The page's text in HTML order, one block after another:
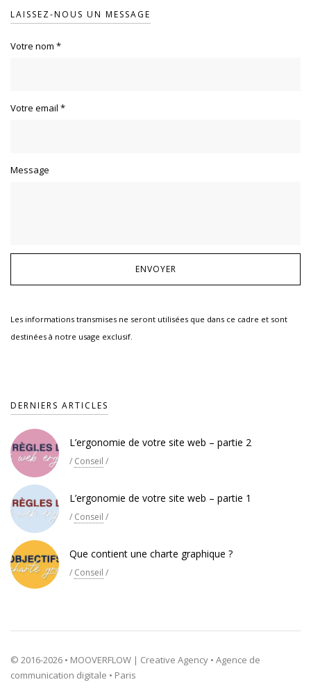
LAISSEZ-NOUS UN MESSAGE
Votre nom *
Votre email *
Message
Les informations transmises ne seront utilisées que dans ce cadre et sont
destinées à notre usage exclusif.
DERNIERS ARTICLES
L’ergonomie de votre site web – partie 2
/ Conseil /
L’ergonomie de votre site web – partie 1
/ Conseil /
Que contient une charte graphique ?
/ Conseil /
© 2016-2026 • MOOVERFLOW | Creative Agency • Agence de
communication digitale • Paris